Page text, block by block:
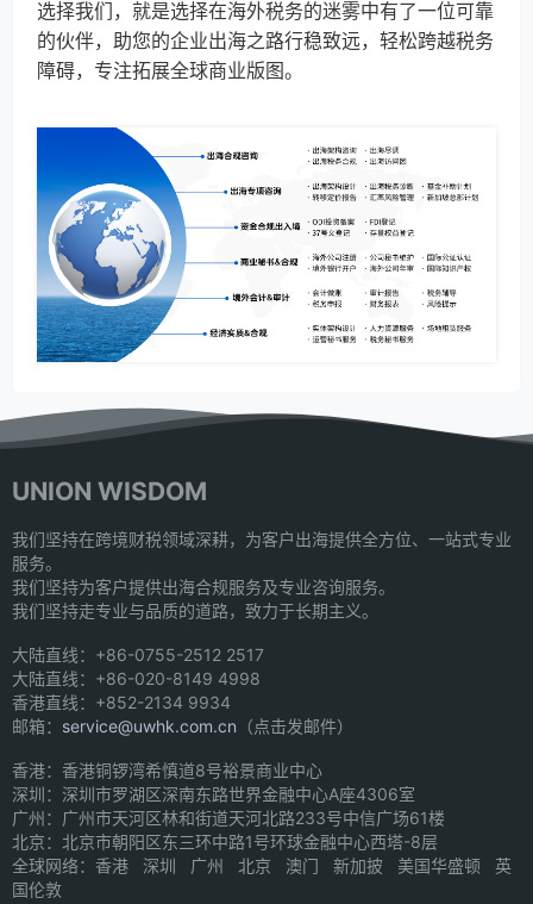
选择我们，就是选择在海外税务的迷雾中有了一位可靠
的伙伴，助您的企业出海之路行稳致远，轻松跨越税务
障碍，专注拓展全球商业版图。
UNION WISDOM
我们坚持在跨境财税领域深耕，为客户出海提供全方位、一站式专业
服务。
我们坚持为客户提供出海合规服务及专业咨询服务。
我们坚持走专业与品质的道路，致力于长期主义。
大陆直线：+86-0755-2512 2517
大陆直线：+86-020-8149 4998
香港直线：+852-2134 9934
邮箱： service@uwhk.com.cn （点击发邮件）
香港：香港铜锣湾希慎道8号裕景商业中心
深圳：深圳市罗湖区深南东路世界金融中心A座4306室
广州：广州市天河区林和街道天河北路233号中信广场61楼
北京：北京市朝阳区东三环中路1号环球金融中心西塔-8层
全球网络：香港 深圳 广州 北京 澳门 新加披 美国华盛顿 英
国伦敦